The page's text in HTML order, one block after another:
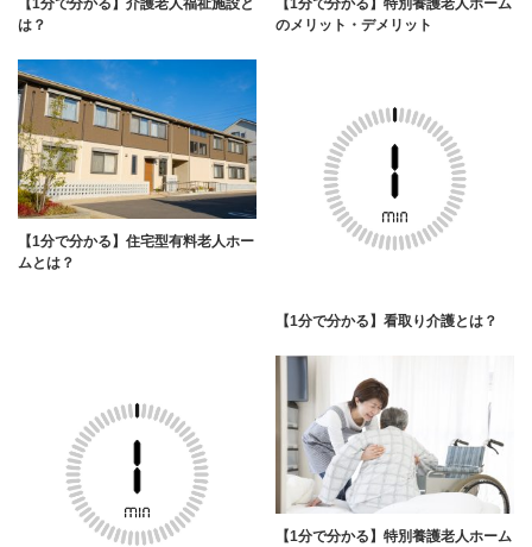
【1分で分かる】介護老人福祉施設と
は？
【1分で分かる】特別養護老人ホーム
のメリット・デメリット
【1分で分かる】住宅型有料老人ホー
ムとは？
【1分で分かる】看取り介護とは？
【1分で分かる】特別養護老人ホーム